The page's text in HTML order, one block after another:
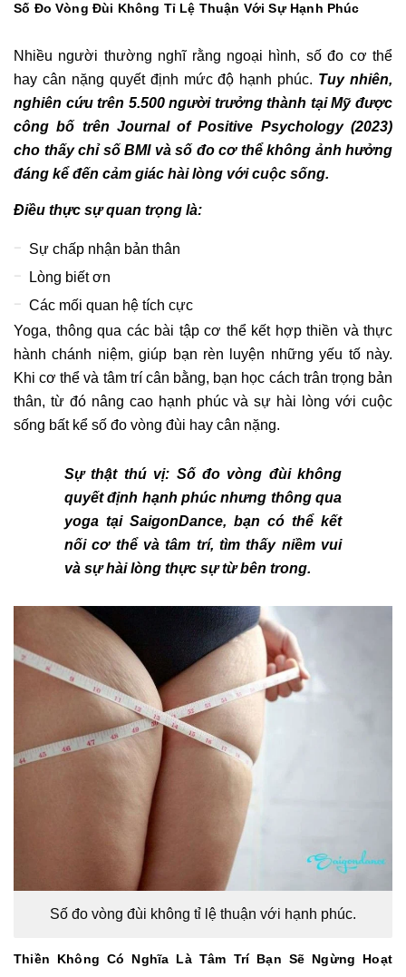
Số Đo Vòng Đùi Không Tỉ Lệ Thuận Với Sự Hạnh Phúc
Nhiều người thường nghĩ rằng ngoại hình, số đo cơ thể
hay cân nặng quyết định mức độ hạnh phúc. Tuy nhiên,
nghiên cứu trên 5.500 người trưởng thành tại Mỹ được
công bố trên Journal of Positive Psychology (2023)
cho thấy chỉ số BMI và số đo cơ thể không ảnh hưởng
đáng kể đến cảm giác hài lòng với cuộc sống.
Điều thực sự quan trọng là:
Sự chấp nhận bản thân
Lòng biết ơn
Các mối quan hệ tích cực
Yoga, thông qua các bài tập cơ thể kết hợp thiền và thực
hành chánh niệm, giúp bạn rèn luyện những yếu tố này.
Khi cơ thể và tâm trí cân bằng, bạn học cách trân trọng bản
thân, từ đó nâng cao hạnh phúc và sự hài lòng với cuộc
sống bất kể số đo vòng đùi hay cân nặng.
Sự thật thú vị: Số đo vòng đùi không
quyết định hạnh phúc nhưng thông qua
yoga tại SaigonDance, bạn có thể kết
nối cơ thể và tâm trí, tìm thấy niềm vui
và sự hài lòng thực sự từ bên trong.
Số đo vòng đùi không tỉ lệ thuận với hạnh phúc.
Thiền Không Có Nghĩa Là Tâm Trí Bạn Sẽ Ngừng Hoạt